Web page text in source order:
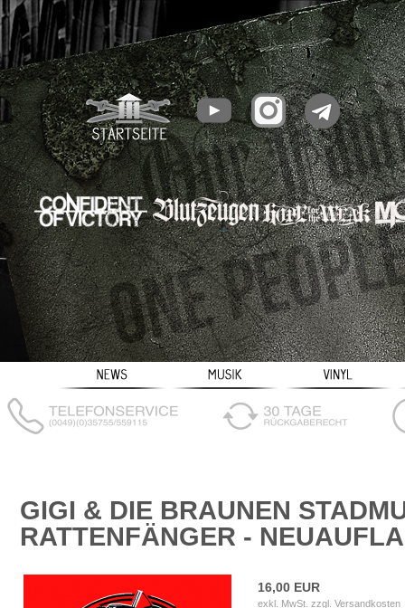
GIGI & DIE BRAUNEN
RATTENFÄNGER -
16,00 EUR
exkl. MwSt. zzgl. Versandkosten